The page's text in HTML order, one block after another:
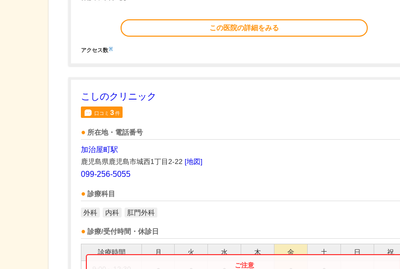
この医院の詳細をみる
アクセス数※
こしのクリニック
口コミ 3件
所在地・電話番号
加治屋町駅
鹿児島県鹿児島市城西1丁目2-22 [地図]
099-256-5055
診療科目
外科 内科 肛門外科
診療/受付時間・休診日
診療時間 月 火 水 木 金 土 日 祝